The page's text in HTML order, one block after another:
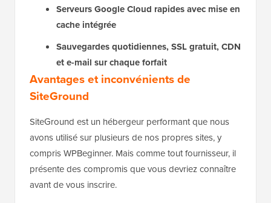
Serveurs Google Cloud rapides avec mise en
cache intégrée
Sauvegardes quotidiennes, SSL gratuit, CDN
et e-mail sur chaque forfait
Avantages et inconvénients de
SiteGround
SiteGround est un hébergeur performant que nous
avons utilisé sur plusieurs de nos propres sites, y
compris WPBeginner. Mais comme tout fournisseur, il
présente des compromis que vous devriez connaître
avant de vous inscrire.